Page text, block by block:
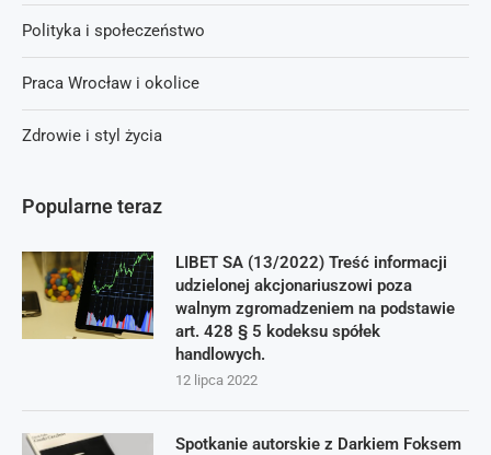
Popularne teraz
LIBET SA (13/2022) Treść informacji
udzielonej akcjonariuszowi poza
walnym zgromadzeniem na podstawie
art. 428 § 5 kodeksu spółek
handlowych.
12 lipca 2022
Spotkanie autorskie z Darkiem Foksem
Polityka i społeczeństwo
Praca Wrocław i okolice
Zdrowie i styl życia